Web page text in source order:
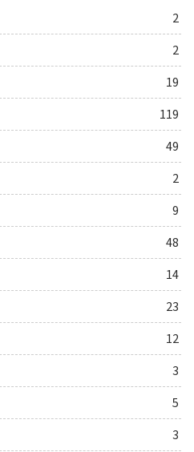
2
2
19
119
49
2
9
48
14
23
12
3
5
3